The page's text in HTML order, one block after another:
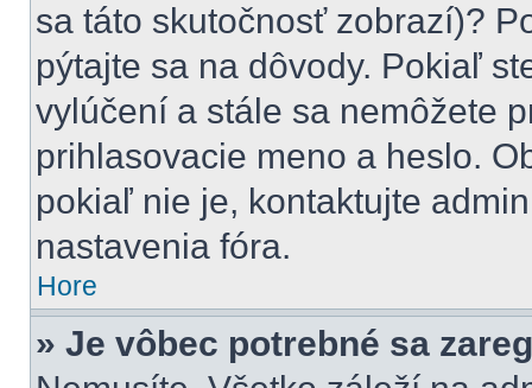
sa táto skutočnosť zobrazí)?
pýtajte sa na dôvody. Pokiaľ
vylúčení a stále sa nemôžete
prihlasovacie meno a heslo.
pokiaľ nie je, kontaktujte
nastavenia fóra.
Hore
» Je vôbec potrebné sa